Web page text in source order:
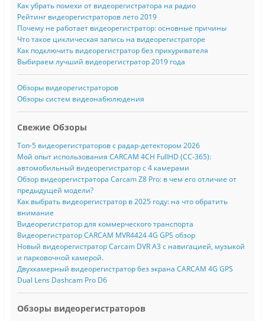
Как убрать помехи от видеорегистратора на радио
Рейтинг видеорегистраторов лето 2019
Почему не работает видеорегистратор: основные причины
Что такое циклическая запись на видеорегистраторе
Как подключить видеорегистратор без прикуривателя
Выбираем лучший видеорегистратор 2019 года
Обзоры видеорегистраторов
Обзоры систем видеонабюлюдения
Свежие Обзоры
Топ-5 видеорегистраторов с радар-детектором 2026
Мой опыт использования CARCAM 4CH FullHD (CC-365):
автомобильный видеорегистратор с 4 камерами
Обзор видеорегистратора Carcam Z8 Pro: в чем его отличие от
предыдущей модели?
Как выбрать видеорегистратор в 2025 году: на что обратить
внимание
Видеорегистратор для коммерческого транспорта
Видеорегистратор CARCAM MVR4424 4G GPS обзор
Новый видеорегистратор Carcam DVR A3 с навигацией, музыкой
и парковочной камерой.
Двухкамерный видеорегистратор без экрана CARCAM 4G GPS
Dual Lens Dashcam Pro D6
Обзоры видеорегистраторов